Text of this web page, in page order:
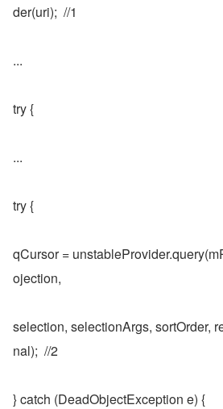
der(uri);  //1
...
try {
...
try {
qCursor =
ojection,
selection, selectionArgs, sortOrder,
nal);  //2
} catch (DeadObjectException e) {